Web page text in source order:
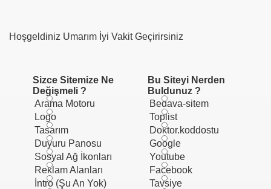
Hoşgeldiniz Umarım İyi Vakit Geçirirsiniz
Sizce Sitemize Ne
Değişmeli ?
Arama Motoru
Logo
Tasarım
Duyuru Panosu
Sosyal Ağ İkonları
Reklam Alanları
İntro (Şu An Yok)
Bu Siteyi Nerden
Buldunuz ?
Bedava-sitem
Toplist
Doktor.koddostu
Google
Youtube
Facebook
Tavsiye